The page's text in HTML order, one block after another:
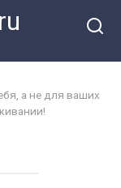
а не для ваших